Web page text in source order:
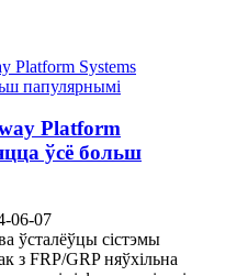
Platform
ўсё больш
06-07
ўсталёўцы сістэмы
з FRP/GRP няўхільна